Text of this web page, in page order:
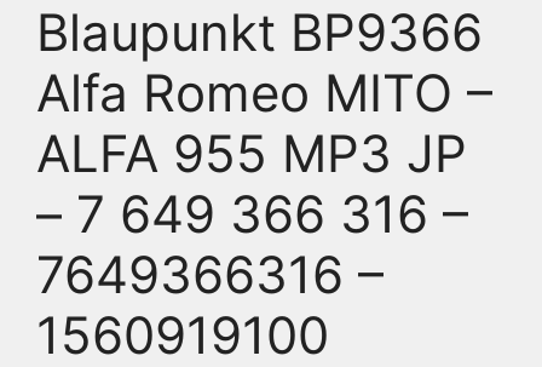
Blaupunkt BP9366
Alfa Romeo MITO –
ALFA 955 MP3 JP
– 7 649 366 316 –
7649366316 –
1560919100